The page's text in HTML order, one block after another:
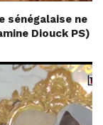
sénégalaise ne
Diouck PS)